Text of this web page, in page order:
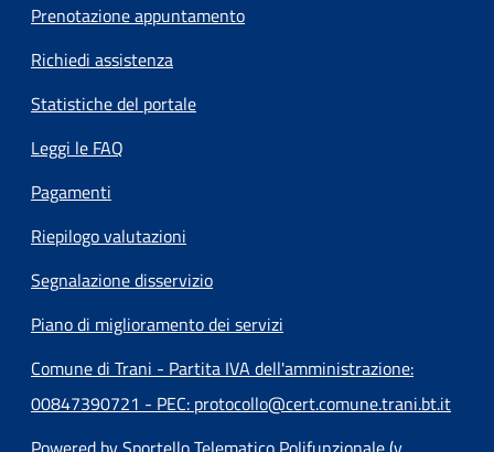
Prenotazione appuntamento
Richiedi assistenza
Statistiche del portale
Leggi le FAQ
Pagamenti
Riepilogo valutazioni
Segnalazione disservizio
Piano di miglioramento dei servizi
Comune di Trani - Partita IVA dell'amministrazione:
00847390721 - PEC: protocollo@cert.comune.trani.bt.it